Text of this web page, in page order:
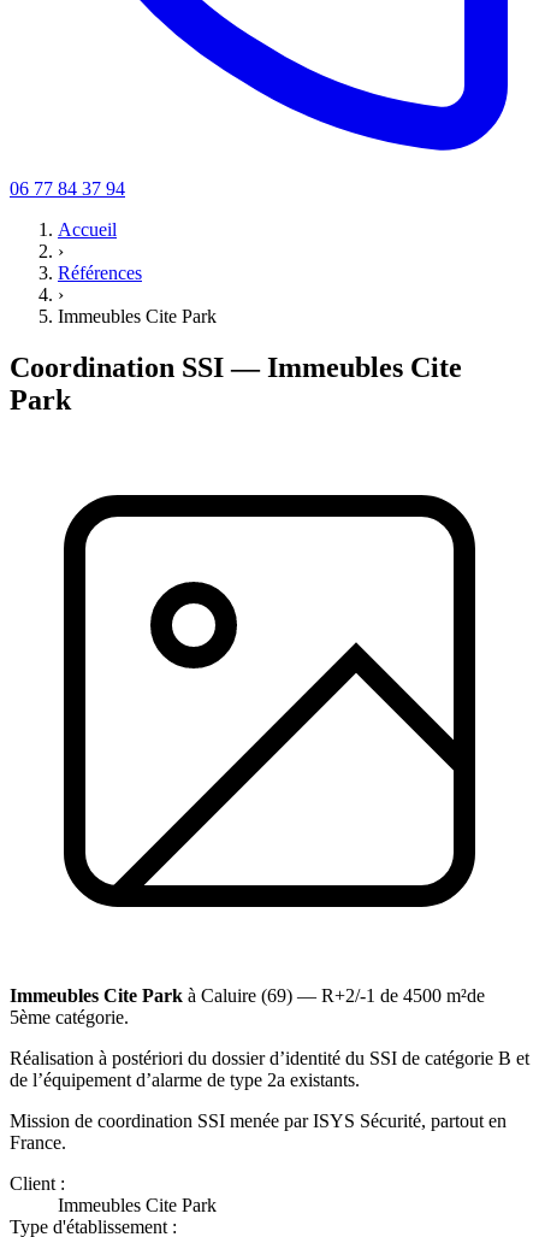
06 77 84 37 94
Accueil
›
Références
›
Immeubles Cite Park
Coordination SSI — Immeubles Cite
Park
Immeubles Cite Park à Caluire (69) — R+2/-1 de 4500 m²de
5ème catégorie.
Réalisation à postériori du dossier d’identité du SSI de catégorie B et
de l’équipement d’alarme de type 2a existants.
Mission de coordination SSI menée par ISYS Sécurité, partout en
France.
Client :
Immeubles Cite Park
Type d'établissement :